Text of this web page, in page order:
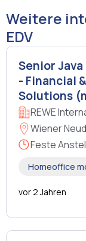
Weitere
EDV
Senior
- Financial
Solutions
REWE
Wiener
Feste
Homeoffice
vor 2 Jahren